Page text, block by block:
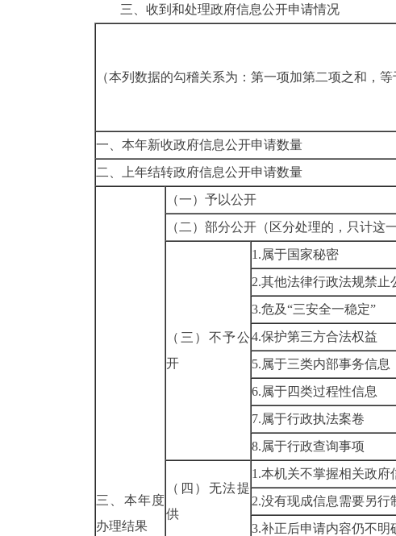
三、收到和处理政府信息公开申请情况
（本列数据的勾稽关系为：第一项加第二项之和，等
一、本年新收政府信息公开申请数量
二、上年结转政府信息公开申请数量
三、本年度
办理结果
（一）予以公开
（二）部分公开 （区分处理的，只计这
（三）不予公
开
1.属于国家秘密
2.其他法律行政法规禁止
3.危及“三安全一稳定”
4.保护第三方合法权益
5.属于三类内部事务信息
6.属于四类过程性信息
7.属于行政执法案卷
8.属于行政查询事项
（四）无法提
供
1.本机关不掌握相关政府
2.没有现成信息需要另行
3.补正后申请内容仍不明